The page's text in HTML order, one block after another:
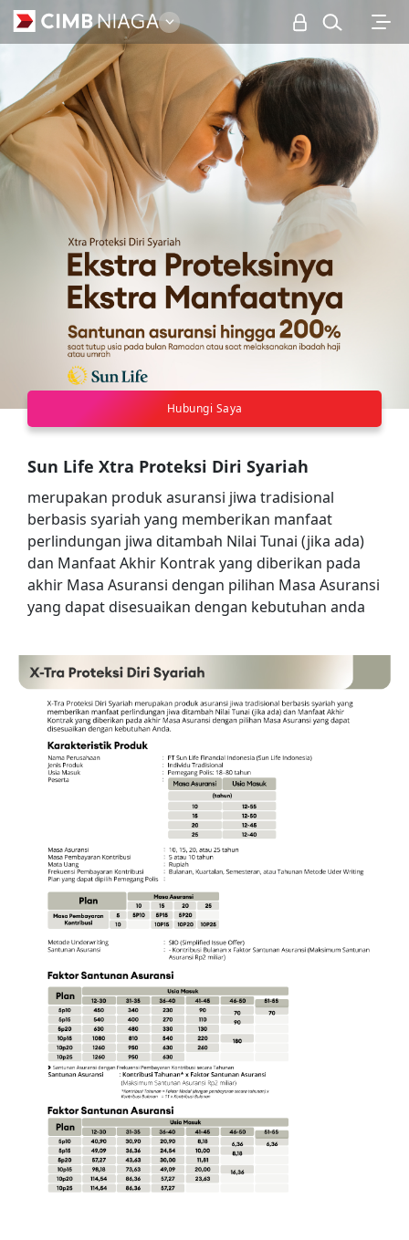
Personal
Sun Life Xtra Proteksi Diri Syariah
merupakan produk asuransi jiwa tradisional
berbasis syariah yang memberikan manfaat
perlindungan jiwa ditambah Nilai Tunai (jika ada)
dan Manfaat Akhir Kontrak yang diberikan pada
akhir Masa Asuransi dengan pilihan Masa Asuransi
yang dapat disesuaikan dengan kebutuhan anda
Hubungi Saya